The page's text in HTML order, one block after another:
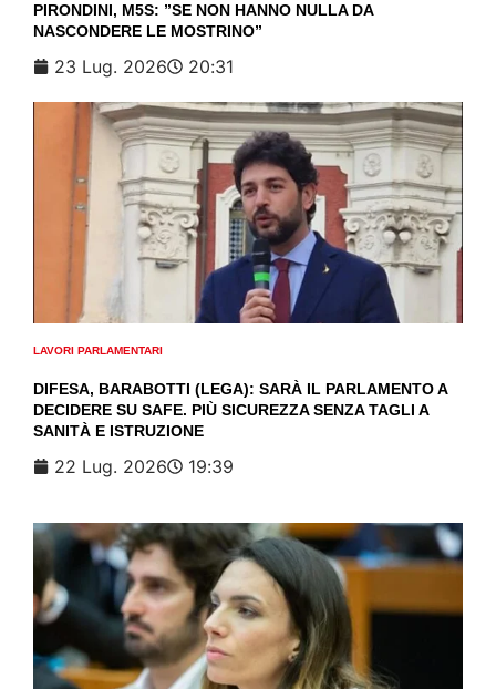
PIRONDINI, M5S: ”SE NON HANNO NULLA DA
NASCONDERE LE MOSTRINO”
23 Lug. 2026 20:31
LAVORI PARLAMENTARI
DIFESA, BARABOTTI (LEGA): SARÀ IL PARLAMENTO A
DECIDERE SU SAFE. PIÙ SICUREZZA SENZA TAGLI A
SANITÀ E ISTRUZIONE
22 Lug. 2026 19:39